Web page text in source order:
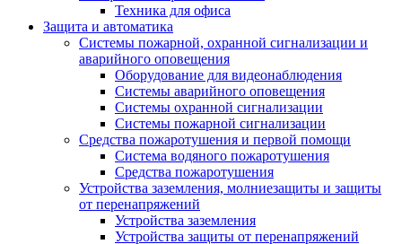
Техника для офиса
Защита и автоматика
Системы пожарной, охранной сигнализации и
аварийного оповещения
Оборудование для видеонаблюдения
Системы аварийного оповещения
Системы охранной сигнализации
Системы пожарной сигнализации
Средства пожаротушения и первой помощи
Система водяного пожаротушения
Средства пожаротушения
Устройства заземления, молниезащиты и защиты
от перенапряжений
Устройства заземления
Устройства защиты от перенапряжений